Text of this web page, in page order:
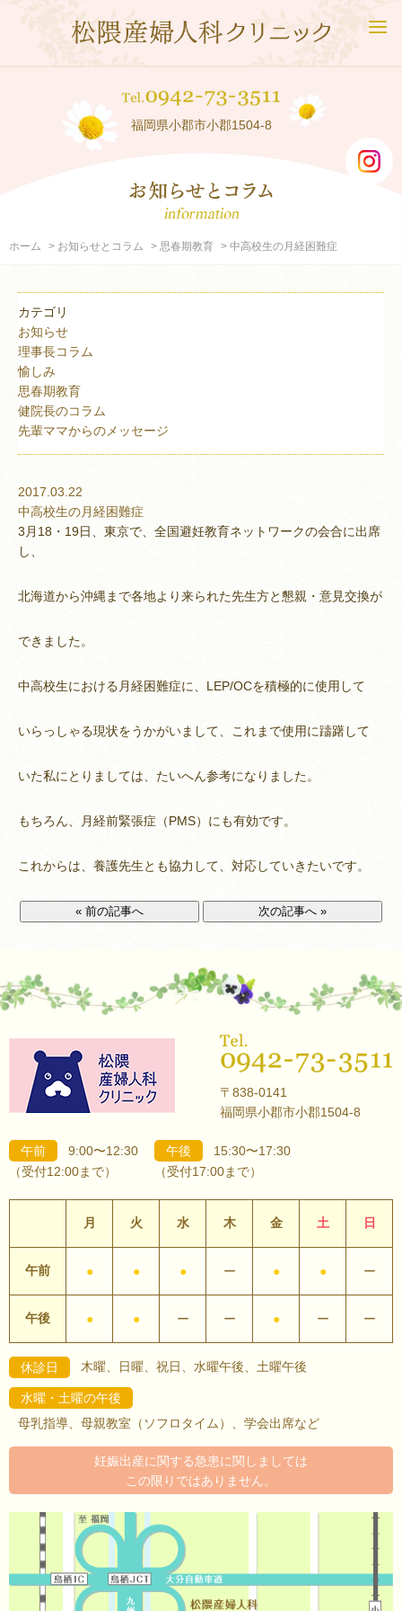
福岡県小郡市小郡1504-8
ホーム お知らせとコラム 思春期教育 中高校生の月経困難症
カテゴリ
お知らせ
理事長コラム
愉しみ
思春期教育
健院長のコラム
先輩ママからのメッセージ
2017.03.22
中高校生の月経困難症
3月18・19日、東京で、全国避妊教育ネットワークの会合に出席
し、
北海道から沖縄まで各地より来られた先生方と懇親・意見交換が
できました。
中高校生における月経困難症に、LEP/OCを積極的に使用して
いらっしゃる現状をうかがいまして、これまで使用に躊躇して
いた私にとりましては、たいへん参考になりました。
もちろん、月経前緊張症（PMS）にも有効です。
これからは、養護先生とも協力して、対応していきたいです。
« 前の記事へ 次の記事へ »
〒838-0141
福岡県小郡市小郡1504-8
午前
9:00〜12:30
（受付12:00まで）
午後
15:30〜17:30
（受付17:00まで）
月 火 水 木 金 土 日
午前 ● ● ● ー ● ● ー
午後 ● ● ー ー ● ー ー
休診日 木曜、日曜、祝日、水曜午後、土曜午後
水曜・土曜の午後
母乳指導、母親教室（ソフロタイム）、学会出席など
妊娠出産に関する急患に関しましては
この限りではありません。